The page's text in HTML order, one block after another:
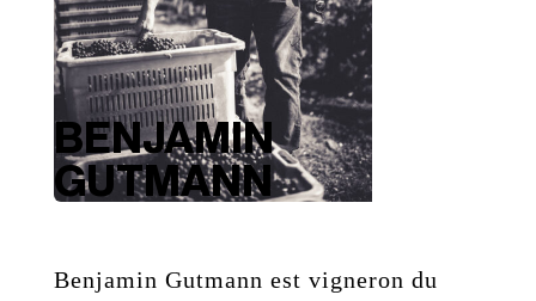
BENJAMIN
GUTMANN
Benjamin Gutmann est vigneron du